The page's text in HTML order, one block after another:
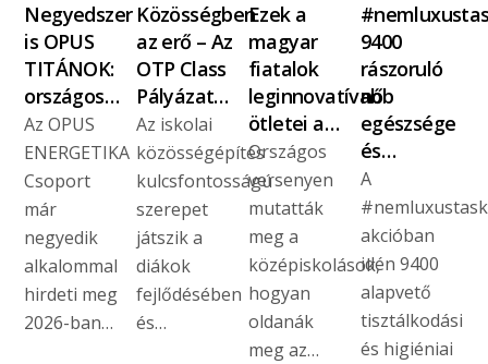
Negyedszer
is OPUS
TITÁNOK:
országos…
Az OPUS
ENERGETIKA
Csoport
már
negyedik
alkalommal
hirdeti meg
2026-ban…
Közösségben
az erő – Az
OTP Class
Pályázat…
Az iskolai
közösségépítés
kulcsfontosságú
szerepet
játszik a
diákok
fejlődésében
és…
Ezek a
magyar
fiatalok
leginnovatívabb
ötletei a…
Országos
versenyen
mutatták
meg a
középiskolások,
hogyan
oldanák
meg az…
9400
rászoruló
nő
egészsége
és…
A
akcióban
idén 9400
alapvető
tisztálkodási
és higiéniai